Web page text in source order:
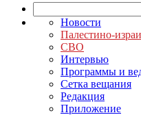
Новости
Палестино-
СВО
Интервью
Программы и
Сетка вещания
Редакция
Приложение